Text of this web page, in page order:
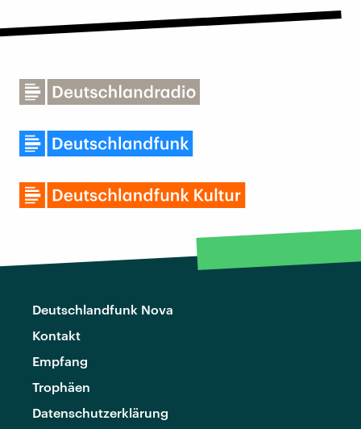
Deutschlandfunk Nova
Kontakt
Empfang
Trophäen
Datenschutzerklärung